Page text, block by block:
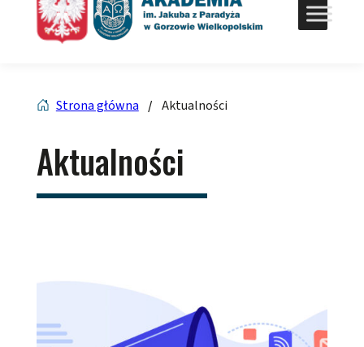
Strona główna / Aktualności
Aktualności